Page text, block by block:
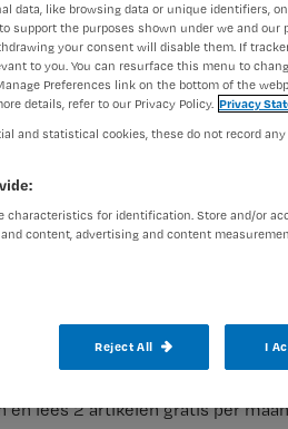
lezen?
en lees 2 artikelen gratis per
Centrum
met dementie
dement! Patiënt en mantelzorger
data, like browsing data or unique identifiers,
support the purposes shown under we and our
your consent will disable them. If
to you. You can resurface this menu to
Preferences link on the bottom of the
details, refer to our Privacy Policy. Privacy
and statistical cookies, these do not record
characteristics for identification. Store and/or
content, advertising and content
Reject All I